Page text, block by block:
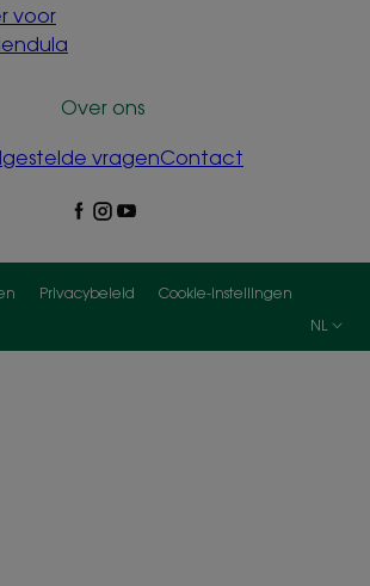
voor
Over ons
vragenContact
Privacybeleid
Cookie-instellingen
NL